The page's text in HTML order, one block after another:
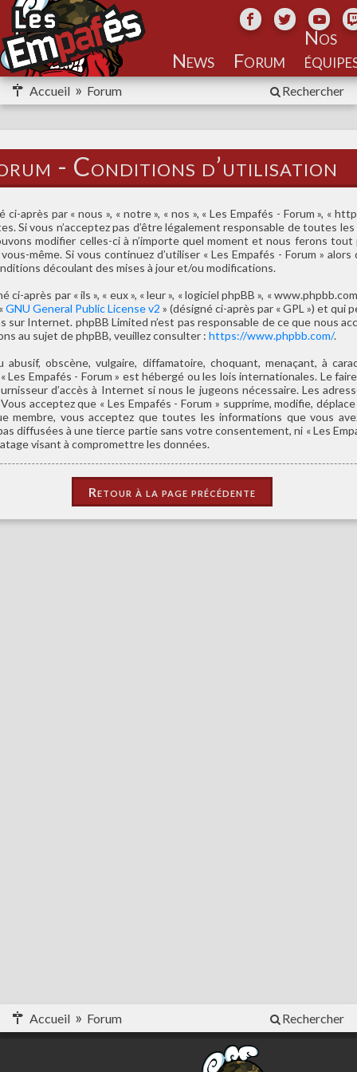
Nos
Accueil Forum Rechercher
- Conditions d’utilisation
après par « nous », « notre », « nos », « Les Empafés - Forum », «
Si vous n’acceptez pas d’être légalement responsable de toutes
modifier celles-ci à n’importe quel moment et nous ferons
même. Si vous continuez d’utiliser « Les Empafés - Forum »
découlant des mises à jour et/ou modifications.
après par « ils », « eux », « leur », « logiciel phpBB », «
GNU General Public License v2 » (désigné ci-après par « GPL ») et
Internet. phpBB Limited n’est pas responsable de ce que nous
au sujet de phpBB, veuillez consulter : https://www.phpbb.com/.
obscène, vulgaire, diffamatoire, choquant, menaçant, à
Les Empafés - Forum » est hébergé ou les lois internationales. Le
d’accès à Internet si nous le jugeons nécessaire. Les
acceptez que « Les Empafés - Forum » supprime, modifie,
membre, vous acceptez que toutes les informations que vous
diffusées à une tierce partie sans votre consentement, ni « Les
visant à compromettre les données.
Retour à la page précédente
Accueil Forum Rechercher